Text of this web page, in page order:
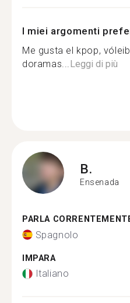
I miei argomenti
Me gusta el kpop,
doramas...Leggi di più
B.
Ensenada
PARLA
Spagnolo
IMPARA
Italiano